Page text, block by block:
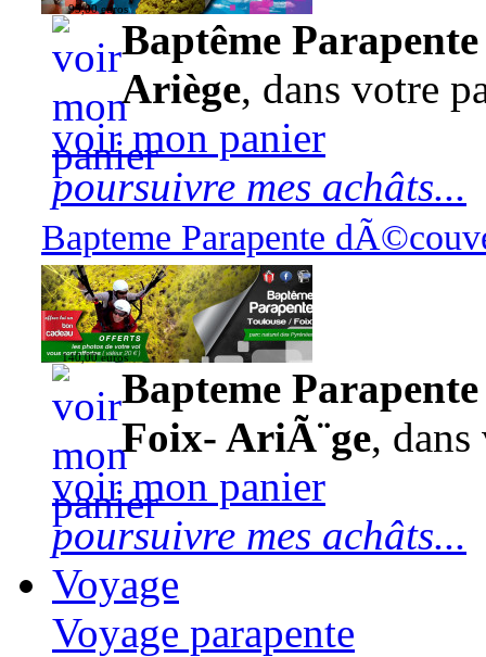
95,00 euros
Baptême
Ariège, dans votre
voir mon panier
poursuivre mes achâts...
Bapteme Parapente
140,00 euros
Bapteme
Foix- AriÃ¨ge,
voir mon panier
poursuivre mes achâts...
Voyage
Voyage parapente